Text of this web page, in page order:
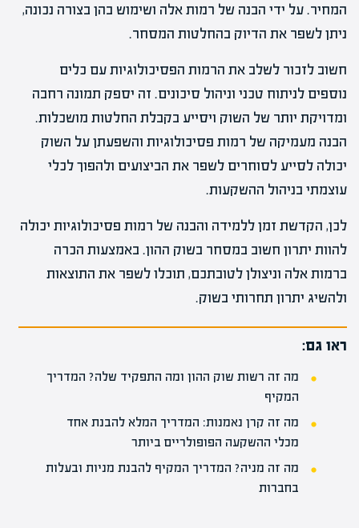
המחיר. על ידי הבנה של רמות אלה ושימוש בהן בצורה נכונה,
ניתן לשפר את הדיוק בהחלטות המסחר.
חשוב לזכור לשלב את הרמות הפסיכולוגיות עם כלים
נוספים לניתוח טכני וניהול סיכונים. זה יספק תמונה רחבה
ומדויקת יותר של השוק ויסייע בקבלת החלטות מושכלות.
הבנה מעמיקה של רמות פסיכולוגיות והשפעתן על השוק
יכולה לסייע לסוחרים לשפר את הביצועים ולהפוך לכלי
עוצמתי בניהול ההשקעות.
לכן, הקדשת זמן ללמידה והבנה של רמות פסיכולוגיות יכולה
להוות יתרון חשוב במסחר בשוק ההון. באמצעות הכרה
ברמות אלה וניצולן לטובתכם, תוכלו לשפר את התוצאות
ולהשיג יתרון תחרותי בשוק.
ראו גם:
מה זה רשות שוק ההון ומה התפקיד שלה? המדריך
המקיף
מה זה קרן נאמנות: המדריך המלא להבנת אחד
מכלי ההשקעה הפופולריים ביותר
מה זה מניה? המדריך המקיף להבנת מניות ובעלות
בחברות